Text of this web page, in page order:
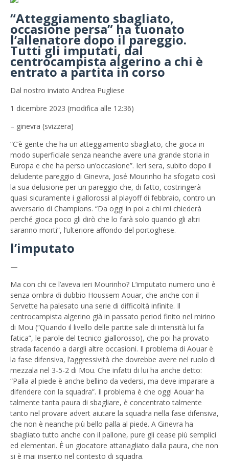
“Atteggiamento sbagliato,
occasione persa” ha tuonato
l’allenatore dopo il pareggio.
Tutti gli imputati, dal
centrocampista algerino a chi è
entrato a partita in corso
Dal nostro inviato Andrea Pugliese
1 dicembre 2023 (modifica alle 12:36)
– ginevra (svizzera)
“C’è gente che ha un atteggiamento sbagliato, che gioca in
modo superficiale senza neanche avere una grande storia in
Europa e che ha perso un’occasione”. Ieri sera, subito dopo il
deludente pareggio di Ginevra, José Mourinho ha sfogato così
la sua delusione per un pareggio che, di fatto, costringerà
quasi sicuramente i giallorossi al playoff di febbraio, contro un
avversario di Champions. “Da oggi in poi a chi mi chiederà
perché gioca poco gli dirò che lo farà solo quando gli altri
saranno morti”, l’ulteriore affondo del portoghese.
l’imputato
—
Ma con chi ce l’aveva ieri Mourinho? L’imputato numero uno è
senza ombra di dubbio Houssem Aouar, che anche con il
Servette ha palesato una serie di difficoltà infinite. Il
centrocampista algerino già in passato period finito nel mirino
di Mou (“Quando il livello delle partite sale di intensità lui fa
fatica”, le parole del tecnico giallorosso), che poi ha provato
strada facendo a dargli altre occasioni. Il problema di Aouar è
la fase difensiva, l’aggressività che dovrebbe avere nel ruolo di
mezzala nel 3-5-2 di Mou. Che infatti di lui ha anche detto:
“Palla al piede è anche bellino da vedersi, ma deve imparare a
difendere con la squadra”. Il problema è che oggi Aouar ha
talmente tanta paura di sbagliare, è concentrato talmente
tanto nel provare advert aiutare la squadra nella fase difensiva,
che non è neanche più bello palla al piede. A Ginevra ha
sbagliato tutto anche con il pallone, pure gli cease più semplici
ed elementari. È un giocatore attanagliato dalla paura, che non
si è mai inserito nel contesto di squadra.